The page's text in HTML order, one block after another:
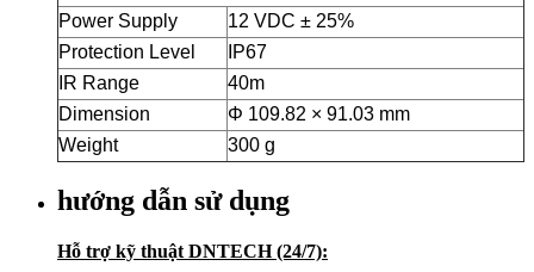
Power Supply
12 VDC ± 25%
Protection Level
IP67
IR Range
40m
Dimension
Φ 109.82 × 91.03 mm
Weight
300 g
hướng dẫn sử dụng
Hỗ trợ kỹ thuật DNTECH (24/7):